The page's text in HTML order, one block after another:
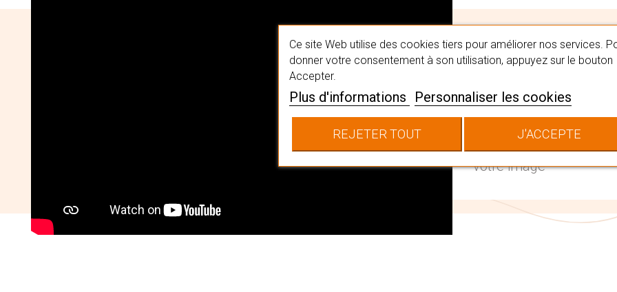
Trouvez la perruque
spécialistes
choisir LA chevelure
votre image
Ce site Web utilise des cookies tiers pour améliorer nos services.
donner votre consentement à son utilisation, appuyez sur le bouton
Accepter.
Plus d'informations Personnaliser les cookies
REJETER TOUT J'ACCEPTE